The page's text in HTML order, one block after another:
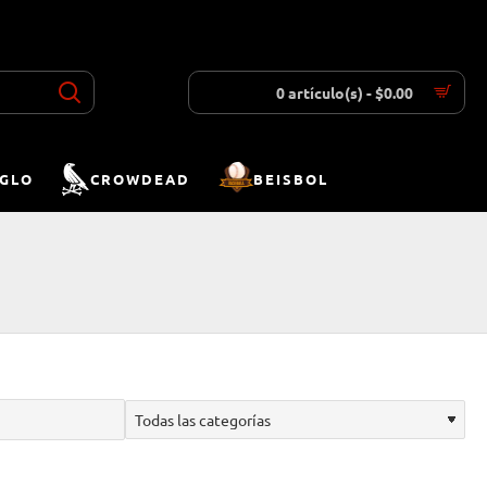
0 artículo(s) - $0.00
CROWDEAD BEISBOL